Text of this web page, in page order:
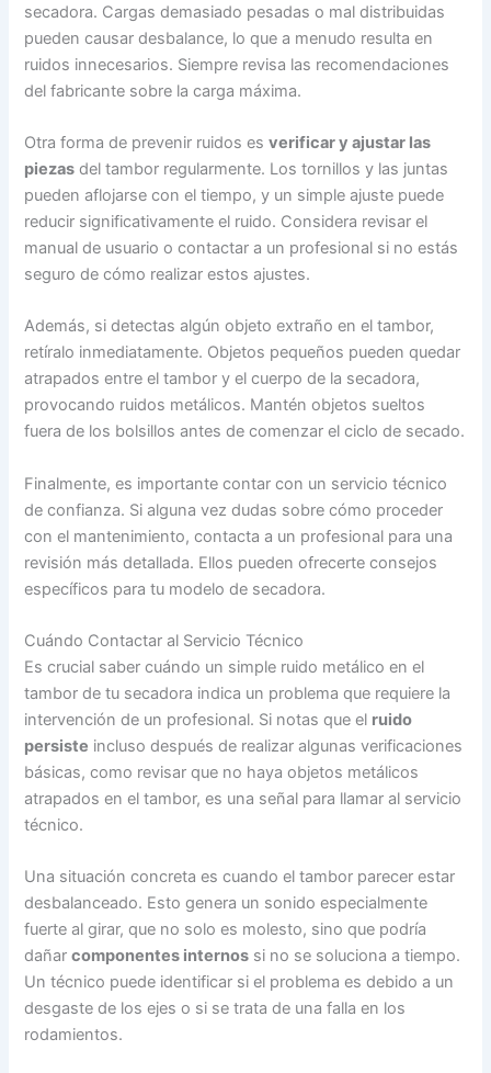
secadora. Cargas demasiado pesadas o mal distribuidas
pueden causar desbalance, lo que a menudo resulta en
ruidos innecesarios. Siempre revisa las recomendaciones
del fabricante sobre la carga máxima.
Otra forma de prevenir ruidos esverificar y ajustar las
piezas del tambor regularmente. Los tornillos y las juntas
pueden aflojarse con el tiempo, y un simple ajuste puede
reducir significativamente el ruido. Considera revisar el
manual de usuario o contactar a un profesional si no estás
seguro de cómo realizar estos ajustes.
Además, si detectas algún objeto extraño en el tambor,
retíralo inmediatamente. Objetos pequeños pueden quedar
atrapados entre el tambor y el cuerpo de la secadora,
provocando ruidos metálicos. Mantén objetos sueltos
fuera de los bolsillos antes de comenzar el ciclo de secado.
Finalmente, es importante contar con un servicio técnico
de confianza. Si alguna vez dudas sobre cómo proceder
con el mantenimiento, contacta a un profesional para una
revisión más detallada. Ellos pueden ofrecerte consejos
específicos para tu modelo de secadora.
Cuándo Contactar al Servicio Técnico
Es crucial saber cuándo un simple ruido metálico en el
tambor de tu secadora indica un problema que requiere la
intervención de un profesional. Si notas que el ruido
persiste incluso después de realizar algunas verificaciones
básicas, como revisar que no haya objetos metálicos
atrapados en el tambor, es una señal para llamar al servicio
técnico.
Una situación concreta es cuando el tambor parecer estar
desbalanceado. Esto genera un sonido especialmente
fuerte al girar, que no solo es molesto, sino que podría
dañarcomponentes internos si no se soluciona a tiempo.
Un técnico puede identificar si el problema es debido a un
desgaste de los ejes o si se trata de una falla en los
rodamientos.